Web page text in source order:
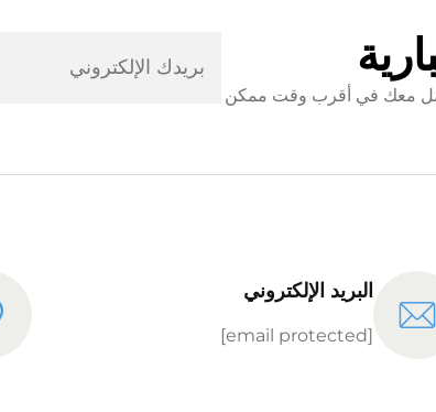
معك في أقرب وقت ممكن
البريد الإلكتروني
[email protected]